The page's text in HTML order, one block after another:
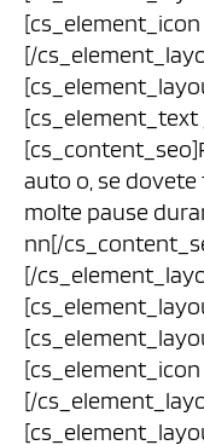
[cs_element_icon
[/
[cs_element_text
auto o, se
molte pause
nn[/
[/
[cs_element_icon
[/